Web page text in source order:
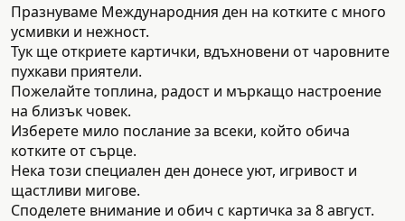
Празнуваме Международния ден на котките с много
усмивки и нежност.
Тук ще откриете картички, вдъхновени от чаровните
пухкави приятели.
Пожелайте топлина, радост и мъркащо настроение
на близък човек.
Изберете мило послание за всеки, който обича
котките от сърце.
Нека този специален ден донесе уют, игривост и
щастливи мигове.
Споделете внимание и обич с картичка за 8 август.